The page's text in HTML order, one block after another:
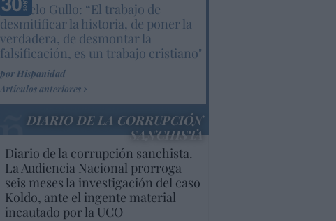
Marcelo Gullo: “El trabajo de
desmitificar la historia, de poner la
verdadera, de desmontar la
falsificación, es un trabajo cristiano"
por Hispanidad
Artículos anteriores
DIARIO DE LA CORRUPCIÓN
SANCHISTA
Diario de la corrupción sanchista.
La Audiencia Nacional prorroga
seis meses la investigación del caso
Koldo, ante el ingente material
incautado por la UCO